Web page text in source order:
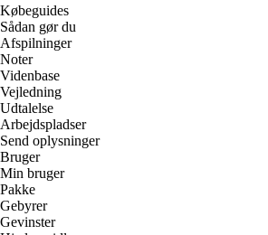
Købeguides
Sådan gør du
Afspilninger
Noter
Videnbase
Vejledning
Udtalelse
Arbejdspladser
Send oplysninger
Bruger
Min bruger
Pakke
Gebyrer
Gevinster